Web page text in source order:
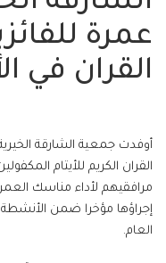
عمرة
القران في
القران الكريم للأيتام
مرافقيهم لأداء مناسك
إجراؤها مؤخرا ضمن الأنشطة
العام.